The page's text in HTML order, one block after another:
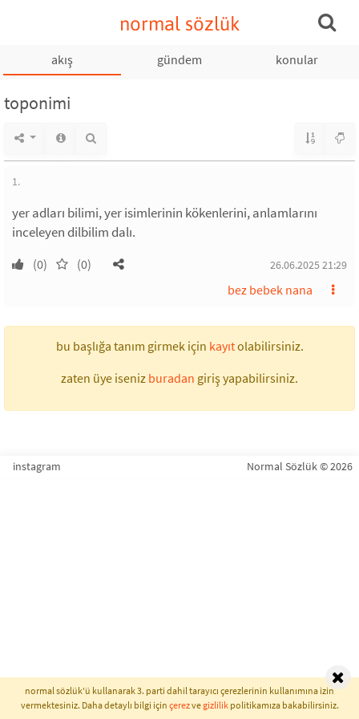
normal sözlük
akış gündem konular
toponimi
1.
yer adları bilimi, yer isimlerinin kökenlerini, anlamlarını
inceleyen dilbilim dalı.
(0) (0) 26.06.2025 21:29
bez bebek nana
bu başlığa tanım girmek için kayıtolabilirsiniz.
zaten üye iseniz buradan giriş yapabilirsiniz.
instagram Normal Sözlük © 2026
normal sözlük'ü kullanarak 3. parti dahil tarayıcı çerezlerinin kullanımına izin
vermektesiniz. Daha detaylı bilgi için çerezvegizlilikpolitikamıza bakabilirsiniz.